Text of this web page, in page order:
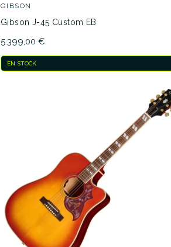
GIBSON
Gibson J-45 Custom EB
5.399,00 €
EN STOCK